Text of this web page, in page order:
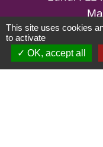
Mercredi :
Vendredi :
This site uses cookies
to activate
OK, accept all